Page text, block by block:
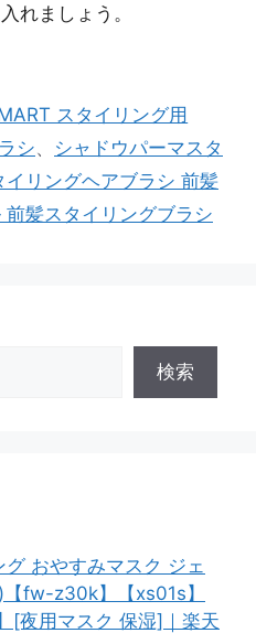
れましょう。
スタイリング用
シ、 シャドウパーマスタ
イリングヘアブラシ 前髪
前髪スタイリングブラシ
検索
おやすみマスク ジェ
fw-z30k】【xs01s】
[夜用マスク 保湿]｜楽天